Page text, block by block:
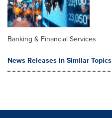
Banking & Financial Services
News Releases in Similar Topics